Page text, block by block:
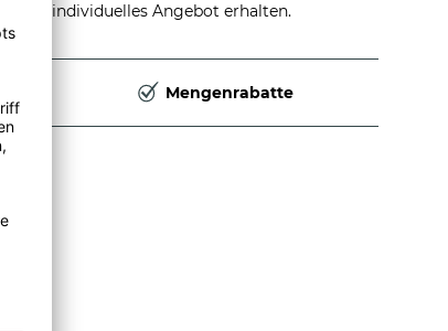
und individuelles Angebot erhalten.
Mengenrabatte